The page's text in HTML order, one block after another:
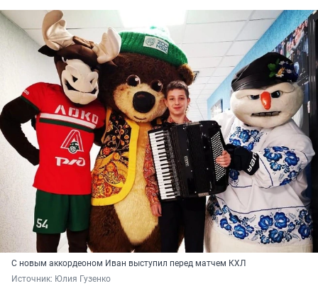
С новым аккордеоном Иван выступил перед матчем КХЛ
Источник: Юлия Гузенко